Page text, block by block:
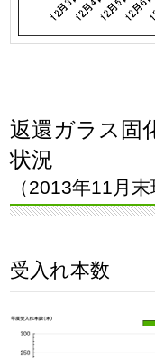
返還ガラス固
状況
（2013年11月末
受入れ本数